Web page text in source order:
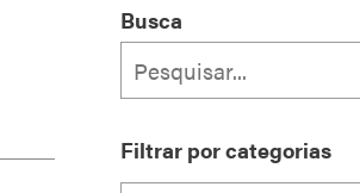
Busca
Filtrar por categorias